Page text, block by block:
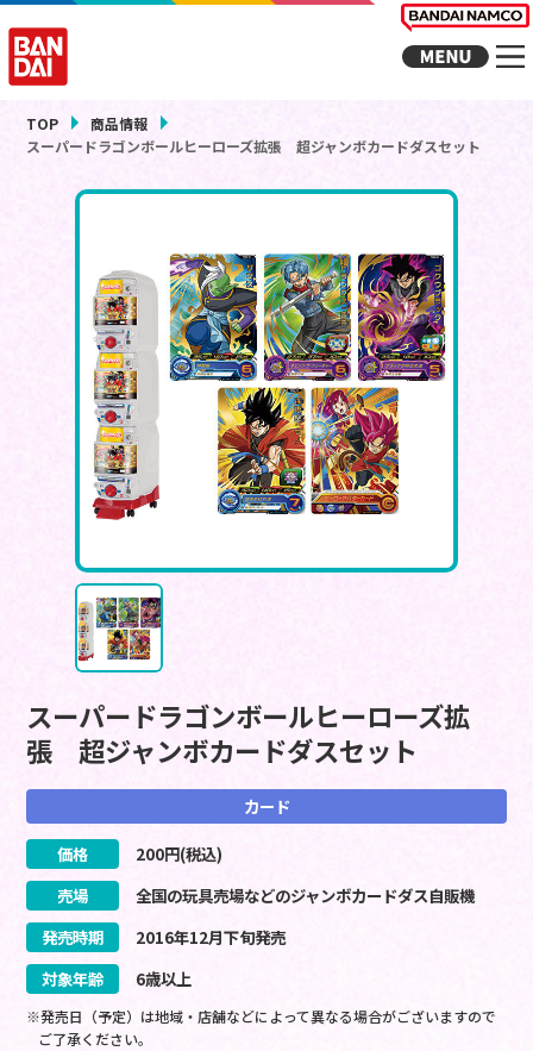
TOP
商品情報
スーパードラゴンボールヒーローズ拡張 超ジャンボカードダスセット
スーパードラゴンボールヒーローズ拡
張 超ジャンボカードダスセット
カード
価格 200円(税込)
売場
全国の玩具売場などのジャンボカードダス自販機
発売時期
2016年12月下旬発売
対象年齢
6歳以上
※発売日（予定）は地域・店舗などによって異なる場合がございますので
ご了承ください。